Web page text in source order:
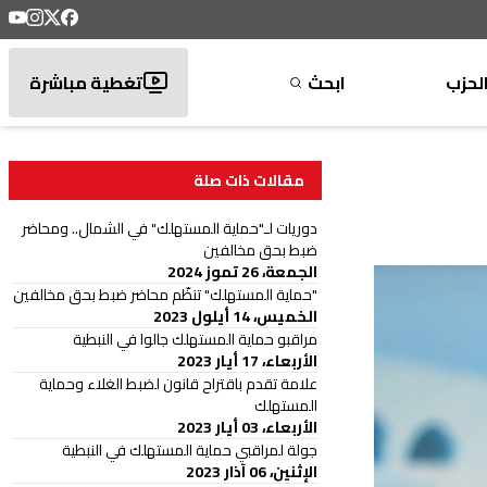
الحزب ابحث تغطية مباشرة
مقالات ذات صلة
دوريات لـ"حماية المستهلك" في الشمال.. ومحاضر
ضبط بحق مخالفين
الجمعة، 26 تموز 2024
"حماية المستهلك" تنظّم محاضر ضبط بحق مخالفين
الخميس، 14 أيلول 2023
مراقبو حماية المستهلك جالوا في النبطية
الأربعاء، 17 أيار 2023
علامة تقدم باقتراح قانون لضبط الغلاء وحماية
المستهلك
الأربعاء، 03 أيار 2023
جولة لمراقبي حماية المستهلك في النبطية
الإثنين، 06 آذار 2023